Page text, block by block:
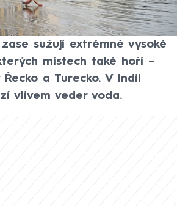
Švýcarsku, Francii a Číně
s povodněmi. Itálii, Spojené
sužují extrémně vysoké
místech také hoří –
a Turecko. V Indii
vlivem veder voda.